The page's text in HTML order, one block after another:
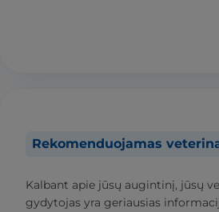
Rekomenduojamas
Kalbant apie jūsų augintinį, jūsų
gydytojas yra geriausias